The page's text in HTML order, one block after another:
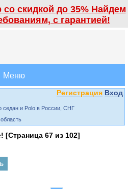
скидкой до 35% Найдем
с гарантией!
Меню
Регистрация Вход
седан и Polo в России, СНГ
[Страница 67 из 102]